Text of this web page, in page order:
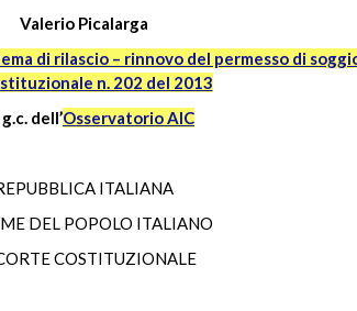
Valerio Picalarga
di rilascio – rinnovo del permesso di
n. 202 del 2013
dell’Osservatorio AIC
ITALIANA
DEL POPOLO ITALIANO
COSTITUZIONALE